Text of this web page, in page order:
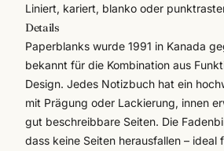
Liniert, kariert, blanko oder
Details
Paperblanks wurde 1991 in Kanada
bekannt für die Kombination aus
Design. Jedes Notizbuch hat ein
mit Prägung oder Lackierung, innen
gut beschreibbare Seiten. Die
dass keine Seiten herausfallen – ideal